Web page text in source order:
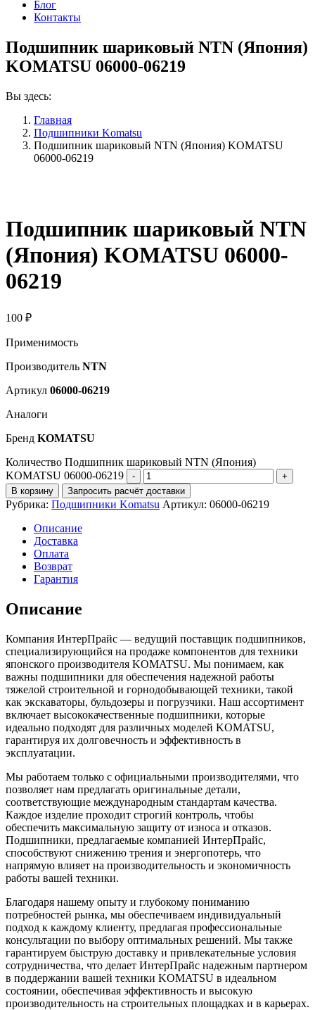
Блог
Контакты
Подшипник шариковый NTN (Япония)
KOMATSU 06000-06219
Вы здесь:
Главная
Подшипники Komatsu
Подшипник шариковый NTN (Япония) KOMATSU
06000-06219
Подшипник шариковый NTN
(Япония) KOMATSU 06000-
06219
100 ₽
Применимость
Производитель NTN
Артикул 06000-06219
Аналоги
Бренд KOMATSU
Количество Подшипник шариковый NTN (Япония)
KOMATSU 06000-06219
В корзину Запросить расчёт доставки
Рубрика: Подшипники Komatsu Артикул: 06000-06219
Описание
Доставка
Оплата
Возврат
Гарантия
Описание
Компания ИнтерПрайс — ведущий поставщик подшипников,
специализирующийся на продаже компонентов для техники
японского производителя KOMATSU. Мы понимаем, как
важны подшипники для обеспечения надежной работы
тяжелой строительной и горнодобывающей техники, такой
как экскаваторы, бульдозеры и погрузчики. Наш ассортимент
включает высококачественные подшипники, которые
идеально подходят для различных моделей KOMATSU,
гарантируя их долговечность и эффективность в
эксплуатации.
Мы работаем только с официальными производителями, что
позволяет нам предлагать оригинальные детали,
соответствующие международным стандартам качества.
Каждое изделие проходит строгий контроль, чтобы
обеспечить максимальную защиту от износа и отказов.
Подшипники, предлагаемые компанией ИнтерПрайс,
способствуют снижению трения и энергопотерь, что
напрямую влияет на производительность и экономичность
работы вашей техники.
Благодаря нашему опыту и глубокому пониманию
потребностей рынка, мы обеспечиваем индивидуальный
подход к каждому клиенту, предлагая профессиональные
консультации по выбору оптимальных решений. Мы также
гарантируем быструю доставку и привлекательные условия
сотрудничества, что делает ИнтерПрайс надежным партнером
в поддержании вашей техники KOMATSU в идеальном
состоянии, обеспечивая эффективность и высокую
производительность на строительных площадках и в карьерах.